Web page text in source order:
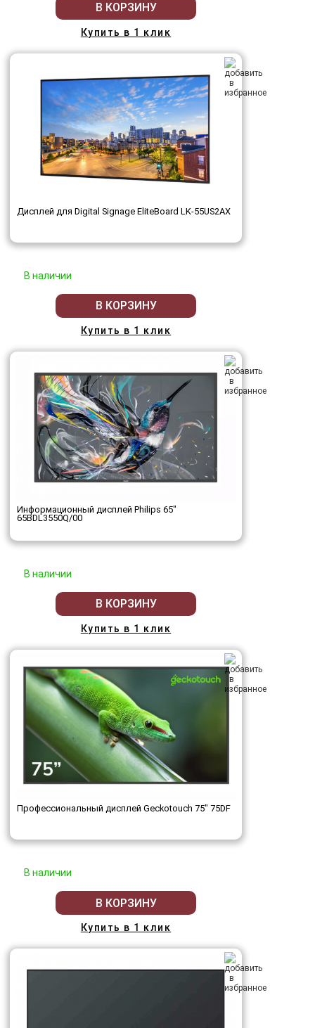
В КОРЗИНУ
Купить в 1 клик
Дисплей для Digital Signage EliteBoard LK-55US2AX
В наличии
В КОРЗИНУ
Купить в 1 клик
Информационный дисплей Philips 65"
65BDL3550Q/00
В наличии
В КОРЗИНУ
Купить в 1 клик
Профессиональный дисплей Geckotouch 75" 75DF
В наличии
В КОРЗИНУ
Купить в 1 клик